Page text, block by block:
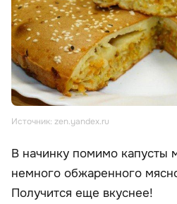
Источник: zen.yandex.ru
В начинку помимо капусты
немного обжаренного
Получится еще вкуснее!